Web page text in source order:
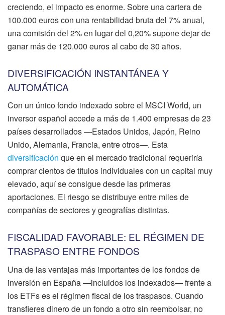
creciendo, el impacto es enorme. Sobre una cartera de
100.000 euros con una rentabilidad bruta del 7% anual,
una comisión del 2% en lugar del 0,20% supone dejar de
ganar más de 120.000 euros al cabo de 30 años.
DIVERSIFICACIÓN INSTANTÁNEA Y
AUTOMÁTICA
Con un único fondo indexado sobre el MSCI World, un
inversor español accede a más de 1.400 empresas de 23
países desarrollados —Estados Unidos, Japón, Reino
Unido, Alemania, Francia, entre otros—. Esta
diversificación que en el mercado tradicional requeriría
comprar cientos de títulos individuales con un capital muy
elevado, aquí se consigue desde las primeras
aportaciones. El riesgo se distribuye entre miles de
compañías de sectores y geografías distintas.
FISCALIDAD FAVORABLE: EL RÉGIMEN DE
TRASPASO ENTRE FONDOS
Una de las ventajas más importantes de los fondos de
inversión en España —incluidos los indexados— frente a
los ETFs es el régimen fiscal de los traspasos. Cuando
transfieres dinero de un fondo a otro sin reembolsar, no